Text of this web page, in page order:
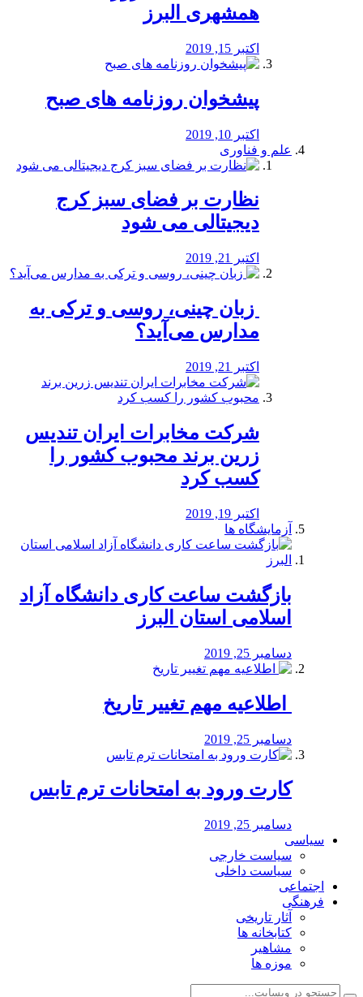
همشهری البرز
اکتبر 15, 2019
پیشخوان روزنامه های صبح
اکتبر 10, 2019
علم و فناوری
نظارت بر فضای سبز کرج
دیجیتالی می شود
اکتبر 21, 2019
️ زبان چینی، روسی و ترکی به
مدارس می‌آید؟
اکتبر 21, 2019
شرکت مخابرات ایران تندیس
زرین برند محبوب کشور را
کسب کرد
اکتبر 19, 2019
آزمایشگاه ها
بازگشت ساعت کاری دانشگاه آزاد
اسلامی استان البرز
دسامبر 25, 2019
️ اطلاعیه مهم تغییر تاریخ
دسامبر 25, 2019
کارت ورود به امتحانات ترم تابس
دسامبر 25, 2019
سیاسی
سیاست خارجی
سیاست داخلی
اجتماعی
فرهنگی
آثار تاریخی
کتابخانه ها
مشاهیر
موزه ها